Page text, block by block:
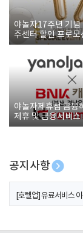
야놀자17주년 기념
주센터 할인 프로모
야놀자제휴점 금융
제휴 및 금융서비스
공지사항
[호텔업] 개인정보 처리
[호텔업] 유료서비스